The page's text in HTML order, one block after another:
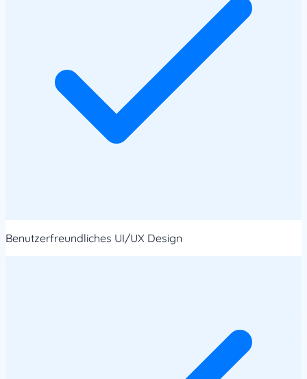
Benutzerfreundliches UI/UX Design